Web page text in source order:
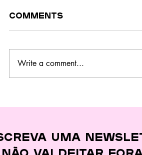
desperdiçar quase
nada
Comments
Write a comment...
uma